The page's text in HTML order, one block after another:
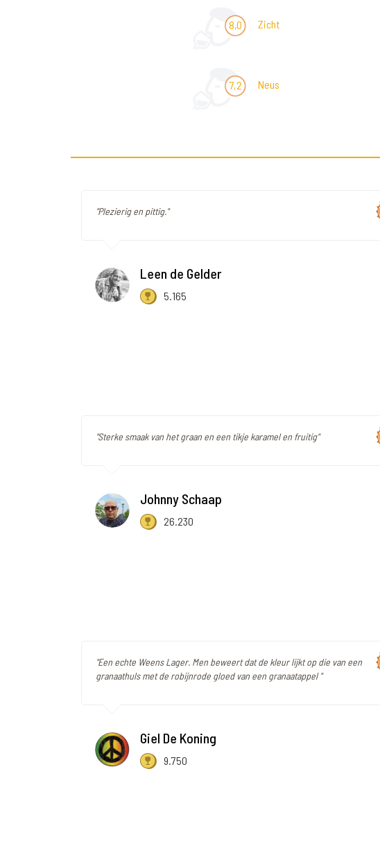
8,0 Zicht
7,2 Neus
"Plezierig en pittig."
Leen de Gelder
5.165
"Sterke smaak van het graan en een tikje karamel en fruitig"
Johnny Schaap
26.230
"Een echte Weens Lager. Men beweert dat de kleur lijkt op die van een
granaathuls met de robijnrode gloed van een granaatappel "
Giel De Koning
9.750